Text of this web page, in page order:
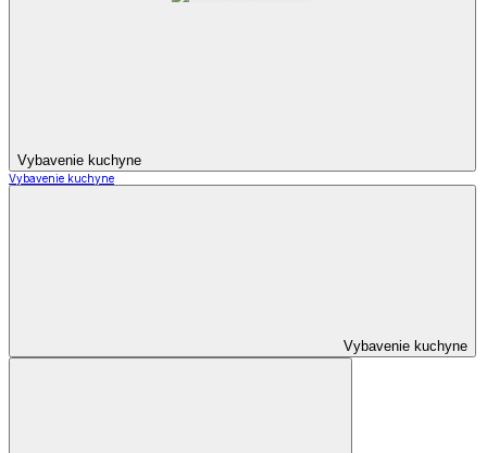
Vybavenie kuchyne
Vybavenie kuchyne
Vybavenie kuchyne